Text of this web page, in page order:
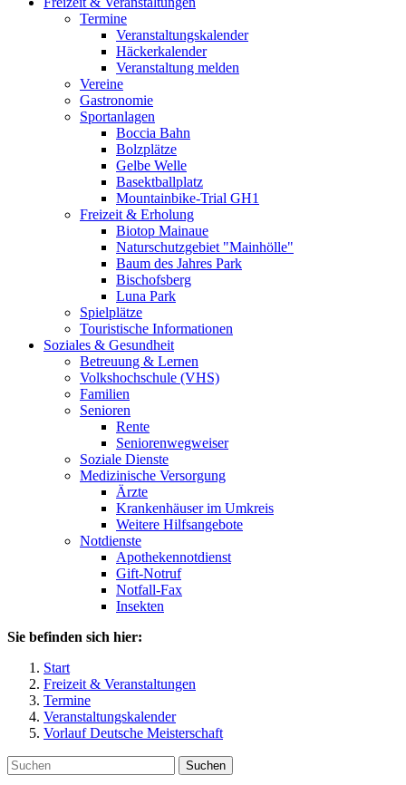
Termine
Veranstaltungskalender
Häckerkalender
Veranstaltung melden
Vereine
Gastronomie
Sportanlagen
Boccia Bahn
Bolzplätze
Gelbe Welle
Basektballplatz
Mountainbike-Trial GH1
Freizeit & Erholung
Biotop Mainaue
Naturschutzgebiet "Mainhölle"
Baum des Jahres Park
Bischofsberg
Luna Park
Spielplätze
Touristische Informationen
Soziales & Gesundheit
Betreuung & Lernen
Volkshochschule (VHS)
Familien
Senioren
Rente
Seniorenwegweiser
Soziale Dienste
Medizinische Versorgung
Ärzte
Krankenhäuser im Umkreis
Weitere Hilfsangebote
Notdienste
Apothekennotdienst
Gift-Notruf
Notfall-Fax
Insekten
Sie befinden sich hier:
Start
Freizeit & Veranstaltungen
Termine
Veranstaltungskalender
Vorlauf Deutsche Meisterschaft
Suchen